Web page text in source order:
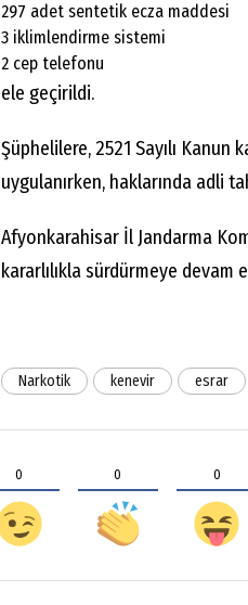
297 adet sentetik ecza maddesi
3 iklimlendirme sistemi
2 cep telefonu
ele geçirildi.
Şüphelilere, 2521 Sayılı Kanun
uygulanırken, haklarında adli
Afyonkarahisar İl Jandarma
kararlılıkla sürdürmeye devam
Narkotik kenevir esrar
0 0 0